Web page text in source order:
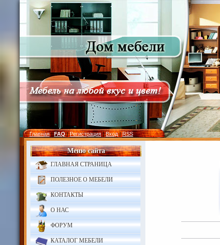
Главная|FAQ|Регистрация|Вход|RSS
Меню сайта
ГЛАВНАЯ СТРАНИЦА
ПОЛЕЗНОЕ О МЕБЕЛИ
КОНТАКТЫ
О НАС
ФОРУМ
КАТАЛОГ МЕБЕЛИ